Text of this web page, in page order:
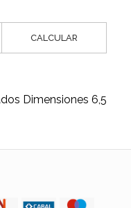
CALCULAR
Dimensiones 6,5